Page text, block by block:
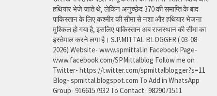
हथियार भेजे जाते थे, लेकिन अनुच्छेद 370 की समाप्ति के बाद
पाकिस्तान के लिए कश्मीर की सीमा से नशा और हथियार भेजना
मुश्किल हो गया है, इसलिए पाकिस्तान अब राजस्थान की सीमा का
इस्तेमाल करने लगा है। S.P.MITTAL BLOGGER ( 03-08-
2026) Website- www.spmittal.in Facebook Page-
www.facebook.com/SPMittalblog Follow me on
Twitter- https://twitter.com/spmittalblogger?s=11
Blog- spmittal.blogspot.com To Add in WhatsApp
Group- 9166157932 To Contact- 9829071511